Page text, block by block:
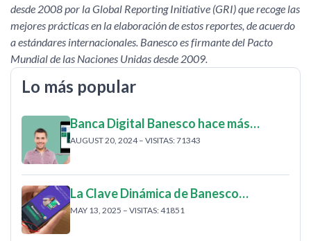
desde 2008 por la Global Reporting Initiative (GRI) que recoge las
mejores prácticas en la elaboración de estos reportes, de acuerdo
a estándares internacionales. Banesco es firmante del Pacto
Mundial de las Naciones Unidas desde 2009.
Lo más popular
Banca Digital Banesco hace más…
AUGUST 20, 2024 – VISITAS: 71343
La Clave Dinámica de Banesco…
MAY 13, 2025 – VISITAS: 41851